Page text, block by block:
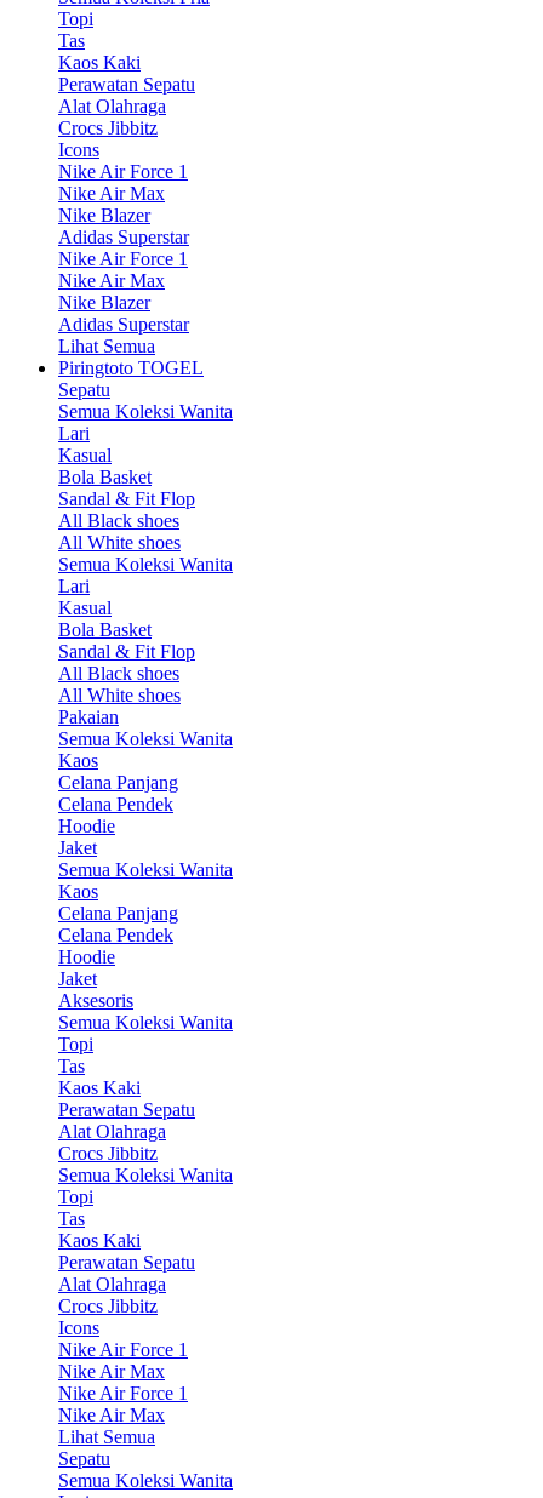
Topi
Tas
Kaos Kaki
Perawatan Sepatu
Alat Olahraga
Crocs Jibbitz
Icons
Nike Air Force 1
Nike Air Max
Nike Blazer
Adidas Superstar
Nike Air Force 1
Nike Air Max
Nike Blazer
Adidas Superstar
Lihat Semua
Piringtoto TOGEL
Sepatu
Semua Koleksi Wanita
Lari
Kasual
Bola Basket
Sandal & Fit Flop
All Black shoes
All White shoes
Semua Koleksi Wanita
Lari
Kasual
Bola Basket
Sandal & Fit Flop
All Black shoes
All White shoes
Pakaian
Semua Koleksi Wanita
Kaos
Celana Panjang
Celana Pendek
Hoodie
Jaket
Semua Koleksi Wanita
Kaos
Celana Panjang
Celana Pendek
Hoodie
Jaket
Aksesoris
Semua Koleksi Wanita
Topi
Tas
Kaos Kaki
Perawatan Sepatu
Alat Olahraga
Crocs Jibbitz
Semua Koleksi Wanita
Topi
Tas
Kaos Kaki
Perawatan Sepatu
Alat Olahraga
Crocs Jibbitz
Icons
Nike Air Force 1
Nike Air Max
Nike Air Force 1
Nike Air Max
Lihat Semua
Sepatu
Semua Koleksi Wanita